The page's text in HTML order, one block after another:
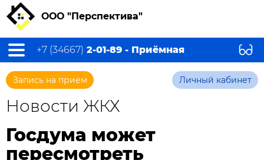
ООО "Перспектива"
+7 (34667) 2-01-89 - Приёмная
Запись на прием Личный кабинет
Новости ЖКХ
Госдума может
пересмотреть